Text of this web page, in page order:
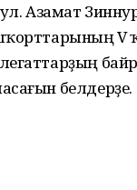
ул. Азамат
V
белдерҙе.